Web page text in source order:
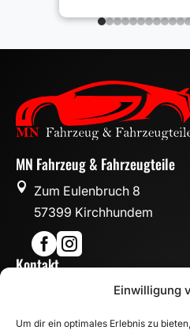
Einwilligung
Um dir ein optimales Erlebnis zu
MN Fahrzeug & Fahrzeugteile

Zum Eulenbruch 8
57399 Kirchhundem

Kontakt
info@mn-fahrzeugteile.de
